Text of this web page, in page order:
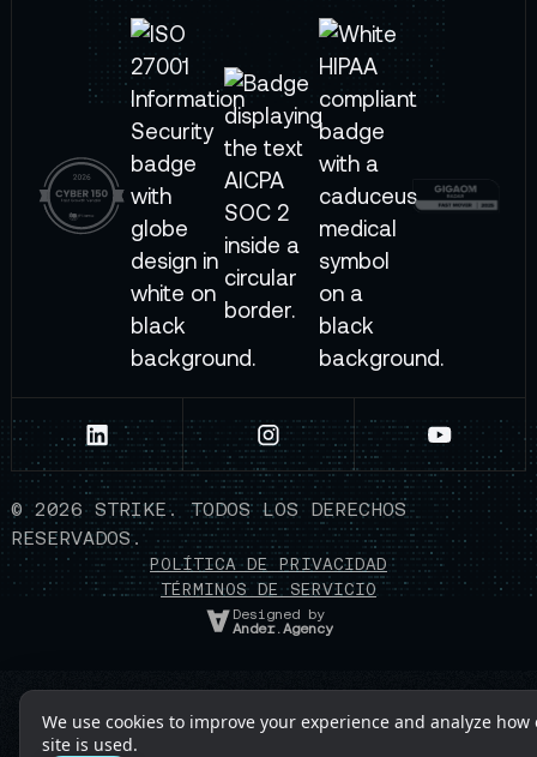
© 2026STRIKE. TODOS LOS DERECHOS
RESERVADOS.
POLÍTICA DE PRIVACIDAD
TÉRMINOS DE SERVICIO
Designed by
Ander.Agency
We use cookies to improve your experience and analyze how
site is used.